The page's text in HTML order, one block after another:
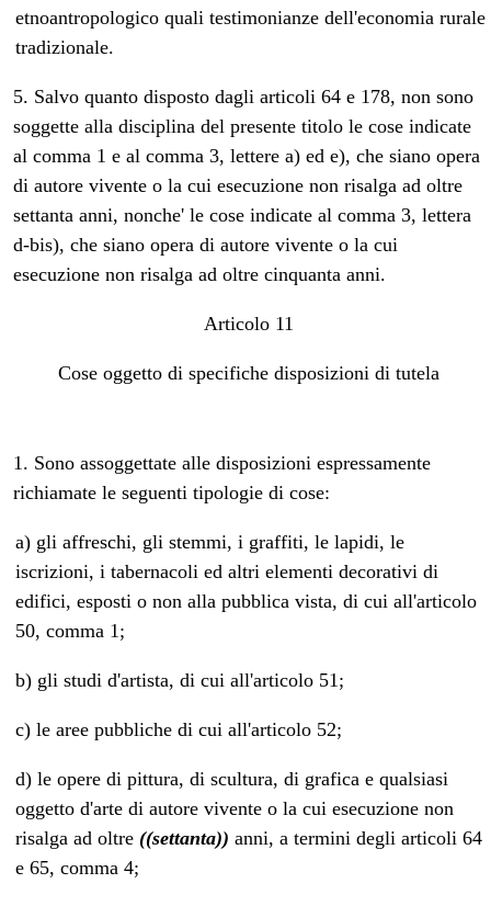
etnoantropologico quali testimonianze dell'economia rurale
tradizionale.
5. Salvo quanto disposto dagli articoli 64 e 178, non sono
soggette alla disciplina del presente titolo le cose indicate
al comma 1 e al comma 3, lettere a) ed e), che siano opera
di autore vivente o la cui esecuzione non risalga ad oltre
settanta anni, nonche' le cose indicate al comma 3, lettera
d-bis), che siano opera di autore vivente o la cui
esecuzione non risalga ad oltre cinquanta anni.
Articolo 11
Cose oggetto di specifiche disposizioni di tutela
1. Sono assoggettate alle disposizioni espressamente
richiamate le seguenti tipologie di cose:
a) gli affreschi, gli stemmi, i graffiti, le lapidi, le
iscrizioni, i tabernacoli ed altri elementi decorativi di
edifici, esposti o non alla pubblica vista, di cui all'articolo
50, comma 1;
b) gli studi d'artista, di cui all'articolo 51;
c) le aree pubbliche di cui all'articolo 52;
d) le opere di pittura, di scultura, di grafica e qualsiasi
oggetto d'arte di autore vivente o la cui esecuzione non
risalga ad oltre ((settanta)) anni, a termini degli articoli 64
e 65, comma 4;